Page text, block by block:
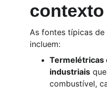
As fontes típicas de
incluem:
Termelétricas
industriais
combustível,